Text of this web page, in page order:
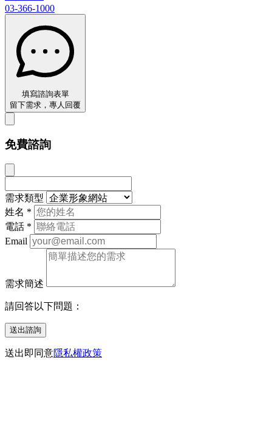
03-366-1000
填寫諮詢表單
留下需求，專人回覆
免費諮詢
需求類型
姓名 *
電話 *
Email
需求簡述
請回答以下問題：
送出諮詢
送出即同意隱私權政策